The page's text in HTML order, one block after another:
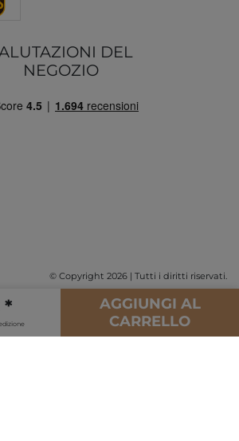
*
AGGIUNGI AL
CARRELLO
DEL
NEGOZIO
© Copyright 2026 | Tutti i diritti riservati.